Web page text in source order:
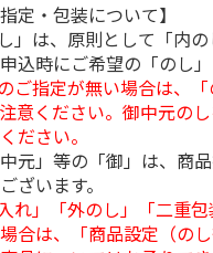
指定・包装について】
」は、原則として「内
込時にご希望の「のし」
ご指定が無い場合は、
意ください。御中元の
ださい。
元」等の「御」は、商
ざいます。
入れ」「外のし」「二重
合は、「商品設定（の